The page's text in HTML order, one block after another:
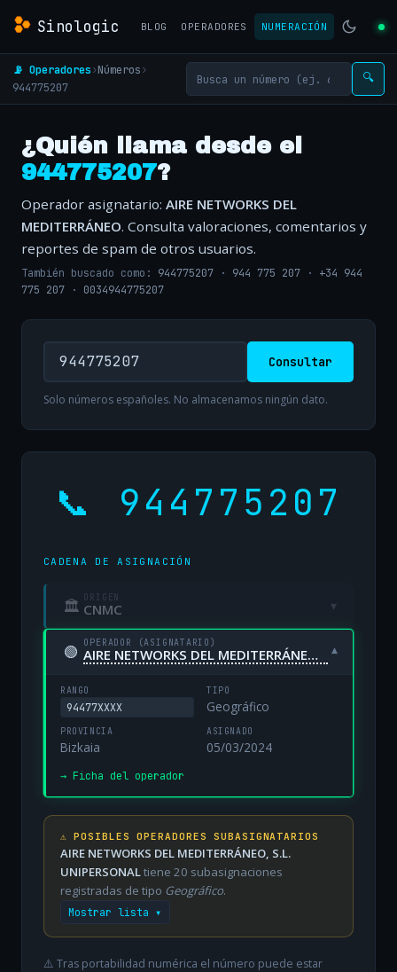
Sinologic BLOG OPERADORES NUMERACIÓN
📡 Operadores›Números›
944775207
🔍
¿Quién llama desde el
944775207?
Operador asignatario: AIRE NETWORKS DEL
MEDITERRÁNEO. Consulta valoraciones, comentarios y
reportes de spam de otros usuarios.
También buscado como: 944775207 · 944 775 207 · +34 944
775 207 · 0034944775207
Consultar
Solo números españoles. No almacenamos ningún dato.
📞 944775207
CADENA DE ASIGNACIÓN
🏛 ORIGEN
CNMC ▾
🟢 OPERADOR (ASIGNATARIO)
AIRE NETWORKS DEL MEDITERRÁNEO, S.L. UNIPERSONAL ▾
RANGO
94477XXXX
TIPO
Geográfico
PROVINCIA
Bizkaia
ASIGNADO
05/03/2024
→ Ficha del operador
⚠️ POSIBLES OPERADORES SUBASIGNATARIOS
AIRE NETWORKS DEL MEDITERRÁNEO, S.L.
UNIPERSONALtiene 20 subasignaciones
registradas de tipo Geográfico.
Mostrar lista ▾
⚠️ Tras portabilidad numérica el número puede estar